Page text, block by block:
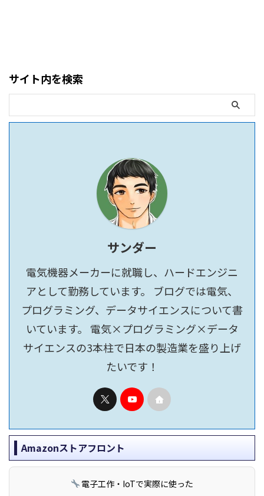
サイト内を検索
サンダー
電気機器メーカーに就職し、ハードエンジニ
アとして勤務しています。 ブログでは電気、
プログラミング、データサイエンスについて書
いています。 電気×プログラミング×データ
サイエンスの3本柱で日本の製造業を盛り上げ
たいです！
Amazonストアフロント
電子工作・IoTで実際に使った